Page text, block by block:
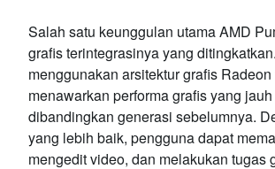
Salah satu keunggulan utama AMD
grafis terintegrasinya yang
menggunakan arsitektur grafis
menawarkan performa grafis yang
dibandingkan generasi sebelumnya.
yang lebih baik, pengguna dapat
mengedit video, dan melakukan tugas